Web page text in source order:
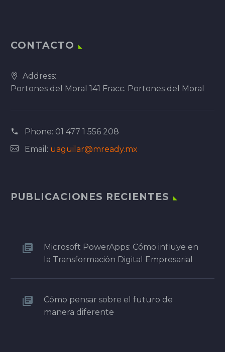
CONTACTO
Address:
Portones del Moral 141 Fracc. Portones del Moral
Phone: 01 477 1 556 208
Email: uaguilar@mready.mx
PUBLICACIONES RECIENTES
Microsoft PowerApps: Cómo influye en
la Transformación Digital Empresarial
Cómo pensar sobre el futuro de
manera diferente